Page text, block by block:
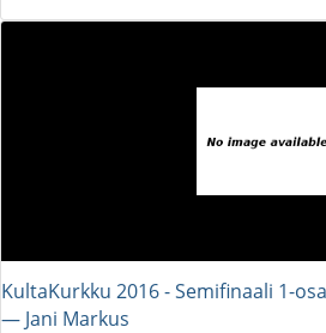
KultaKurkku 2016 - Semifinaali 1-osa
― Jani Markus